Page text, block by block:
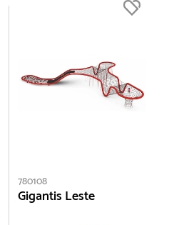
780108
Gigantis Leste